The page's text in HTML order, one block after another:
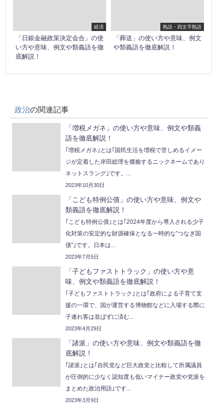
経済
「日銀金融政策決定会合」の使
い方や意味、例文や類義語を徹
底解説！
熟語・四文字熟語
「葬送」の使い方や意味、例文
や類義語を徹底解説！
政治の関連記事
「増税メガネ」の使い方や意味、例文や類義
語を徹底解説！
｢増税メガネ｣とは｢国民生活を増税で苦しめるイメー
ジが定着した岸田総理を揶揄するニックネームであり
ネットスラング｣です。...
2023年10月30日
「こども特例公債」の使い方や意味、例文や
類義語を徹底解説！
｢こども特例公債｣とは｢2024年度から導入される少子
化対策の安定的な財源確保となる一時的な”つなぎ国
債”｣です。日本は...
2023年7月5日
「子どもファストトラック」の使い方や意
味、例文や類義語を徹底解説！
｢子どもファストトラック｣とは｢政府による子育て支
援の一環で、国が運営する博物館などに入場する際に
子連れ客は並ばずに済む...
2023年4月29日
「諸派」の使い方や意味、例文や類義語を徹
底解説！
｢諸派｣とは｢自民党など巨大政党と比較して所属議員
が圧倒的に少なく認知度も低いマイナー政党や党派を
まとめた政治用語｣です...
2023年3月9日